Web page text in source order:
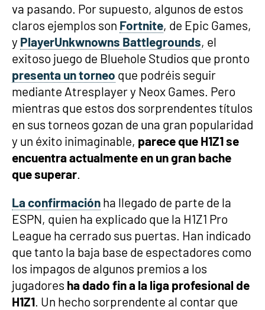
va pasando. Por supuesto, algunos de estos
claros ejemplos son Fortnite, de Epic Games,
y PlayerUnkwnowns Battlegrounds, el
exitoso juego de Bluehole Studios que pronto
presenta un torneo que podréis seguir
mediante Atresplayer y Neox Games. Pero
mientras que estos dos sorprendentes títulos
en sus torneos gozan de una gran popularidad
y un éxito inimaginable, parece que H1Z1 se
encuentra actualmente en un gran bache
que superar.
La confirmación ha llegado de parte de la
ESPN, quien ha explicado que la H1Z1 Pro
League ha cerrado sus puertas. Han indicado
que tanto la baja base de espectadores como
los impagos de algunos premios a los
jugadores ha dado fin a la liga profesional de
H1Z1. Un hecho sorprendente al contar que